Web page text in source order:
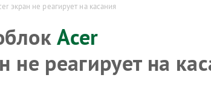
экран не реагирует на касания
Acer
не реагирует на